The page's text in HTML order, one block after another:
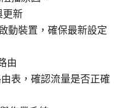
更新
動裝置，確保最新設定
由
表，確認流量是否正確